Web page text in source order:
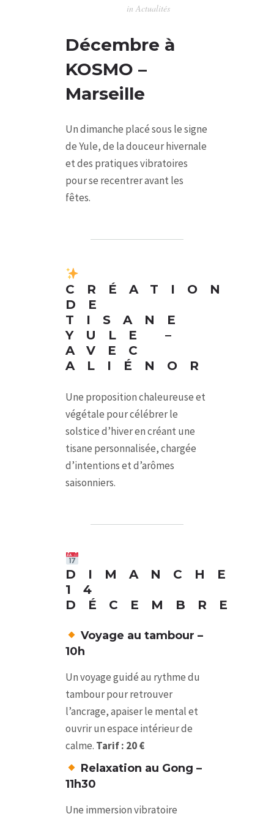
in Actualités
Décembre à
KOSMO –
Marseille
Un dimanche placé sous le signe
de Yule, de la douceur hivernale
et des pratiques vibratoires
pour se recentrer avant les
fêtes.
CRÉATION
DE
TISANE
YULE –
AVEC
ALIÉNOR
Une proposition chaleureuse et
végétale pour célébrer le
solstice d’hiver en créant une
tisane personnalisée, chargée
d’intentions et d’arômes
saisonniers.
DIMANCHE
14
DÉCEMBRE
Voyage au tambour –
10h
Un voyage guidé au rythme du
tambour pour retrouver
l’ancrage, apaiser le mental et
ouvrir un espace intérieur de
calme. Tarif : 20 €
Relaxation au Gong –
11h30
Une immersion vibratoire